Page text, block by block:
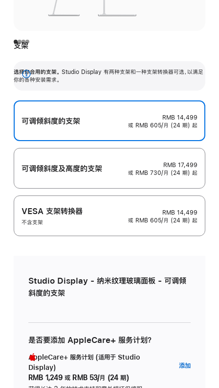
支架
选择你合用的支架。 Studio Display 有两种支架和一种支架转换器可选，以满足
你的各种安装需求。
展
可调倾斜度的支架
RMB 14,499
或 RMB 605/月 (24 期) 起
可调倾斜度及高‍度的支‍架
RMB 17,499
或 RMB 730/月 (24 期) 起
VESA 支架转换器
不含支架
RMB 14,499
或 RMB 605/月 (24 期) 起
Studio Display - 纳米纹理玻璃面板 - 可调倾
斜度的支架
是否要添加 AppleCare+ 服务计划？
AppleCare+ 服务计划 (适用于 Studio
Display)
RMB 1,249 或 RMB 53/月 (24 期)
添加